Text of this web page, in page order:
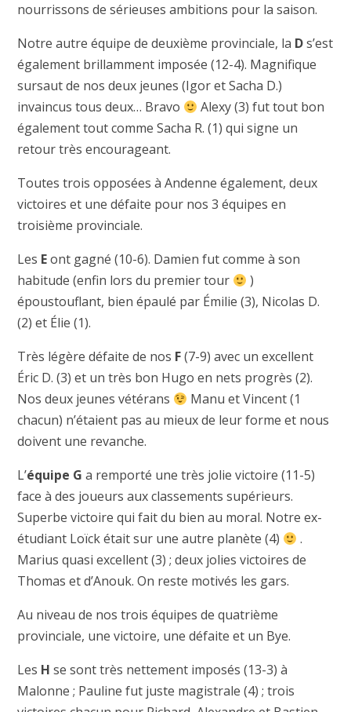
nourrissons de sérieuses ambitions pour la saison.
Notre autre équipe de deuxième provinciale, la Ds’est
également brillamment imposée (12-4). Magnifique
sursaut de nos deux jeunes (Igor et Sacha D.)
invaincus tous deux… Bravo
Alexy (3) fut tout bon
également tout comme Sacha R. (1) qui signe un
retour très encourageant.
Toutes trois opposées à Andenne également, deux
victoires et une défaite pour nos 3 équipes en
troisième provinciale.
Les Eont gagné (10-6). Damien fut comme à son
habitude (enfin lors du premier tour
)
époustouflant, bien épaulé par Émilie (3), Nicolas D.
(2) et Élie (1).
Très légère défaite de nos F(7-9) avec un excellent
Éric D. (3) et un très bon Hugo en nets progrès (2).
Nos deux jeunes vétérans
Manu et Vincent (1
chacun) n’étaient pas au mieux de leur forme et nous
doivent une revanche.
L’équipe G a remporté une très jolie victoire (11-5)
face à des joueurs aux classements supérieurs.
Superbe victoire qui fait du bien au moral. Notre ex-
étudiant Loïck était sur une autre planète (4)
.
Marius quasi excellent (3) ; deux jolies victoires de
Thomas et d’Anouk. On reste motivés les gars.
Au niveau de nos trois équipes de quatrième
provinciale, une victoire, une défaite et un Bye.
Les H se sont très nettement imposés (13-3) à
Malonne ; Pauline fut juste magistrale (4) ; trois